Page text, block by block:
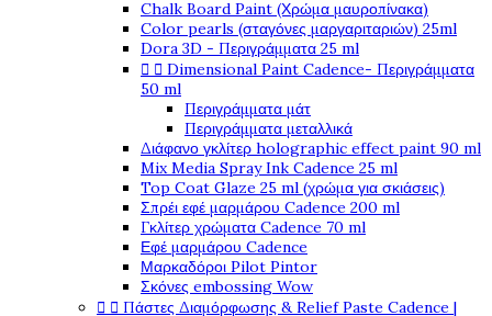
Chalk Board Paint (Χρώμα μαυροπίνακα)
Color pearls (σταγόνες μαργαριταριών) 25ml
Dora 3D - Περιγράμματα 25 ml
  Dimensional Paint Cadence- Περιγράμματα
50 ml
Περιγράμματα μάτ
Περιγράμματα μεταλλικά
Διάφανο γκλίτερ holographic effect paint 90 ml
Mix Media Spray Ink Cadence 25 ml
Top Coat Glaze 25 ml (χρώμα για σκιάσεις)
Σπρέι εφέ μαρμάρου Cadence 200 ml
Γκλίτερ χρώματα Cadence 70 ml
Εφέ μαρμάρου Cadence
Μαρκαδόροι Pilot Pintor
Σκόνες embossing Wow
  Πάστες Διαμόρφωσης & Relief Paste Cadence |